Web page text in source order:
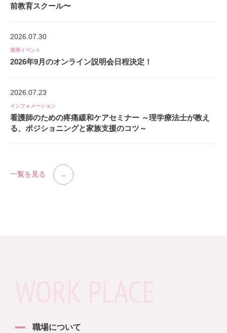
前教育スクール〜
2026.07.30
採用イベント
2026年9月のオンライン説明会日程決定！
2026.07.23
インフォメーション
看護師のための疼痛緩和ケアセミナー ～理学療法士が教え
る、ポジショニングと家族支援のコツ～
一覧を見る
職場について